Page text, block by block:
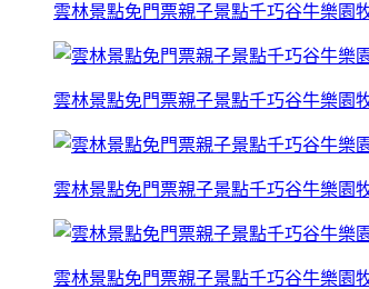
雲林景點免門票親子景點千巧谷牛樂園
雲林景點免門票親子景點千巧谷牛樂園
雲林景點免門票親子景點千巧谷牛樂園
雲林景點免門票親子景點千巧谷牛樂園